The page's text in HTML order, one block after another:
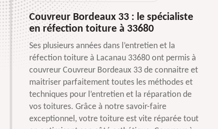
Couvreur Bordeaux 33 : le spécialiste
en réfection toiture à 33680
Ses plusieurs années dans l’entretien et la
réfection toiture à Lacanau 33680 ont permis à
couvreur Couvreur Bordeaux 33 de connaitre et
maitriser parfaitement toutes les méthodes et
techniques pour l’entretien et la réparation de
vos toitures. Grâce à notre savoir-faire
exceptionnel, votre toiture est vite réparée tout